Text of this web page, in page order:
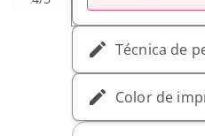
Técnica de
Color de